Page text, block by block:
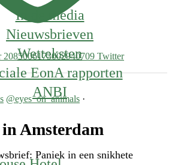
Twitter
@eyes_on_animals ·
Paniek in een snikhete
In de media
Nieuwsbrieven
Wetteksten
EonA rapporten
ANBI
Amsterdam